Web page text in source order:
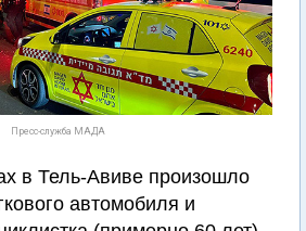
Пресс-служба МАДА
в Тель-Авиве произошло
автомобиля и